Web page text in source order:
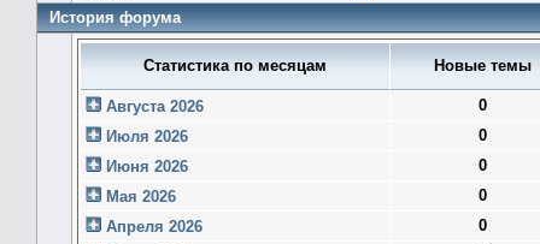
История форума
Статистика по месяцам Новые темы
Августа 2026
0
Июля 2026
0
Июня 2026
0
Мая 2026
0
Апреля 2026
0